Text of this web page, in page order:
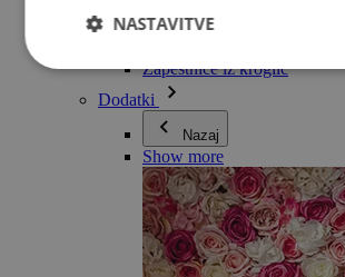
Nakit za pare
Zapestnice iz kroglic
Dodatki
Nazaj
Show more
NASTAVITVE